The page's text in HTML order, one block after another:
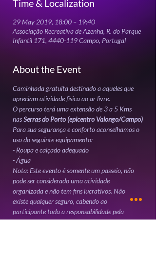
Time & Localization
29 May 2019, 18:00 – 19:40
Associação Recreativa de Azenha, R. do Parque
Infantil 171, 4440-119 Campo, Portugal
About the Event
Caminhada gratuita destinado a aqueles que
O percurso terá uma extensão de 3 a 5 Kms
nas Serras do Porto (epicentro Valongo/Campo)
Para sua segurança e conforto aconselhamos o
- Água
Nota: Este evento é somente um passeio, não
pode ser considerado uma atividade
organizada e não tem fins lucrativos. Não
existe qualquer seguro, cabendo ao
participante toda a responsabilidade pela
participação no mesmo.